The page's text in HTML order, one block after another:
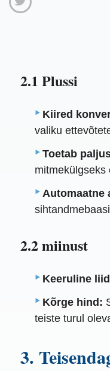
2.1 Plussi
Kiired
valiku
Toetab
mitmekülgseks
Automaatne
2.2 miinust
Keeruline
Kõrge hind:
teiste turul
3.